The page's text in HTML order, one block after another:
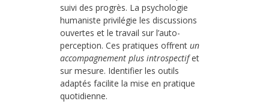
suivi des progrès. La psychologie
humaniste privilégie les discussions
ouvertes et le travail sur l’auto-
perception. Ces pratiques offrent un
accompagnement plus introspectifet
sur mesure. Identifier les outils
adaptés facilite la mise en pratique
quotidienne.